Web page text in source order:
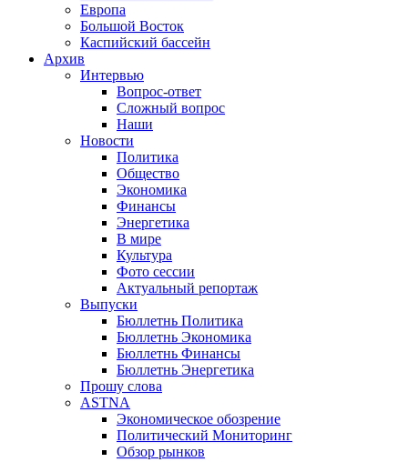
Европа
Большой Восток
Каспийский бассейн
Архив
Интервью
Вопрос-ответ
Сложный вопрос
Наши
Новости
Политика
Общество
Экономика
Финансы
Энергетика
В мире
Культура
Фото сессии
Актуальный репортаж
Выпуски
Бюллетнь Политика
Бюллетнь Экономика
Бюллетнь Финансы
Бюллетнь Энергетика
Прошу слова
ASTNA
Экономическое обозрение
Политический Мониторинг
Обзор рынков